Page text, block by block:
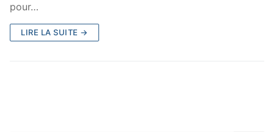
pour…
LIRE LA SUITE →